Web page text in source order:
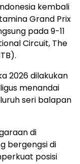
kembali
Grand Prix
pada 9-11
Circuit, The
2026 dilakukan
menandai
seri balapan
di
bergengsi di
posisi